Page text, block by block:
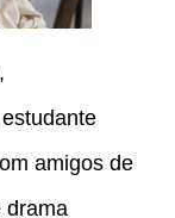
amigos de
drama